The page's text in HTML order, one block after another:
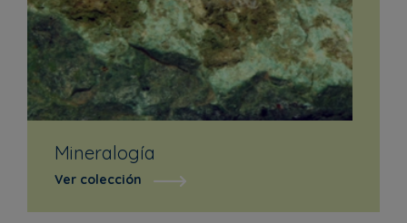
Mineralogía
Ver colección